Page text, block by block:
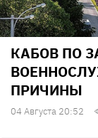
КАБОВ ПО
ПРИЧИНЫ
04 Августа 20:52